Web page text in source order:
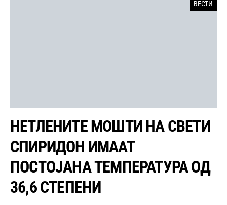
ВЕСТИ
НЕТЛЕНИТЕ МОШТИ НА СВЕТИ
СПИРИДОН ИМААТ
ПОСТОЈАНА ТЕМПЕРАТУРА ОД
36,6 СТЕПЕНИ